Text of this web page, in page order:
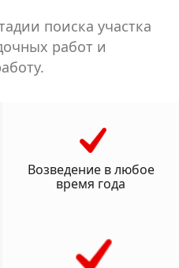
поиска участка
работ и
Возведение в любое
время года